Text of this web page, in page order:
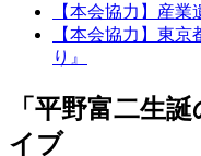
【本会協力】産
【本会協力】東
り』
「平野富二生
イブ